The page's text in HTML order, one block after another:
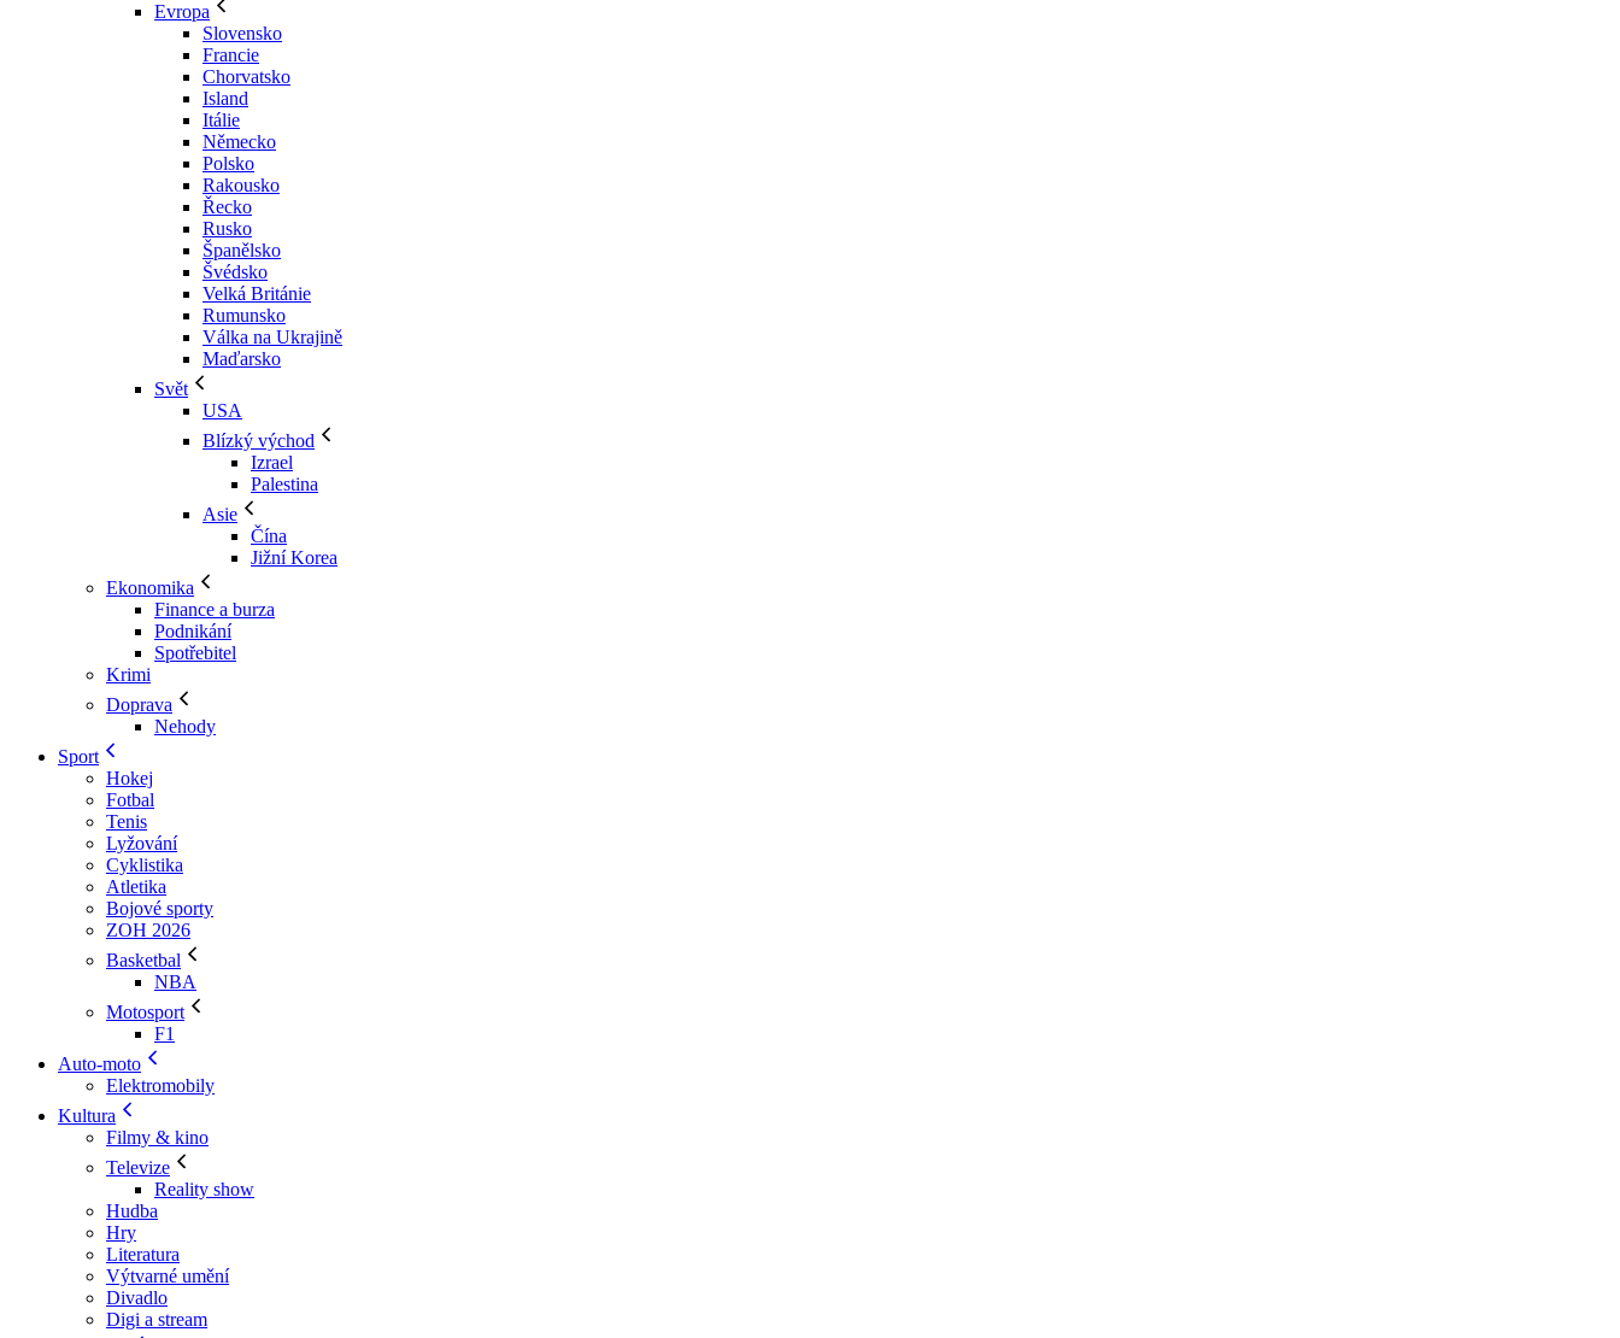
Evropa
Slovensko
Francie
Chorvatsko
Island
Itálie
Německo
Polsko
Rakousko
Řecko
Rusko
Španělsko
Švédsko
Velká Británie
Rumunsko
Válka na Ukrajině
Maďarsko
Svět
USA
Blízký východ
Izrael
Palestina
Asie
Čína
Jižní Korea
Ekonomika
Finance a burza
Podnikání
Spotřebitel
Krimi
Doprava
Nehody
Sport
Hokej
Fotbal
Tenis
Lyžování
Cyklistika
Atletika
Bojové sporty
ZOH 2026
Basketbal
NBA
Motosport
F1
Auto-moto
Elektromobily
Kultura
Filmy & kino
Televize
Reality show
Hudba
Hry
Literatura
Výtvarné umění
Divadlo
Digi a stream